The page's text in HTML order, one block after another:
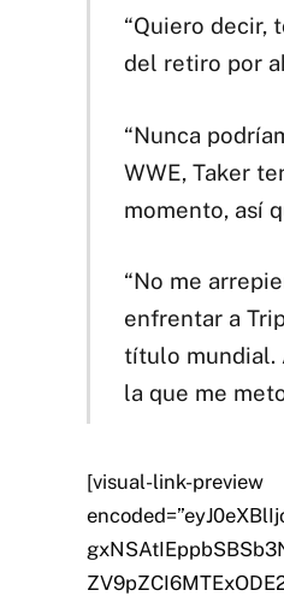
“Quiero decir,
del retiro por
“Nunca
WWE, Taker
momento, así
“No me
enfrentar a
título mundial.
la que me
[visual-link-preview